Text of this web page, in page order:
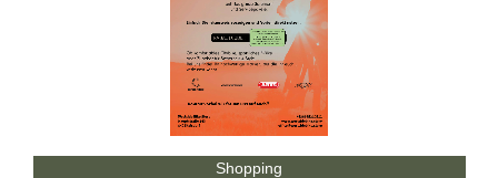
Shopping